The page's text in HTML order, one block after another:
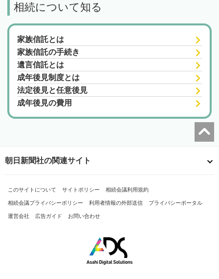
相続について知る
家族信託とは
家族信託の手続き
遺言信託とは
成年後見制度とは
法定後見と任意後見
成年後見の費用
朝日新聞社の関連サイト
このサイトについて サイトポリシー 相続会議利用規約
相続会議プライバシーポリシー 利用者情報の外部送信 プライバシーポータル
運営会社 広告ガイド お問い合わせ